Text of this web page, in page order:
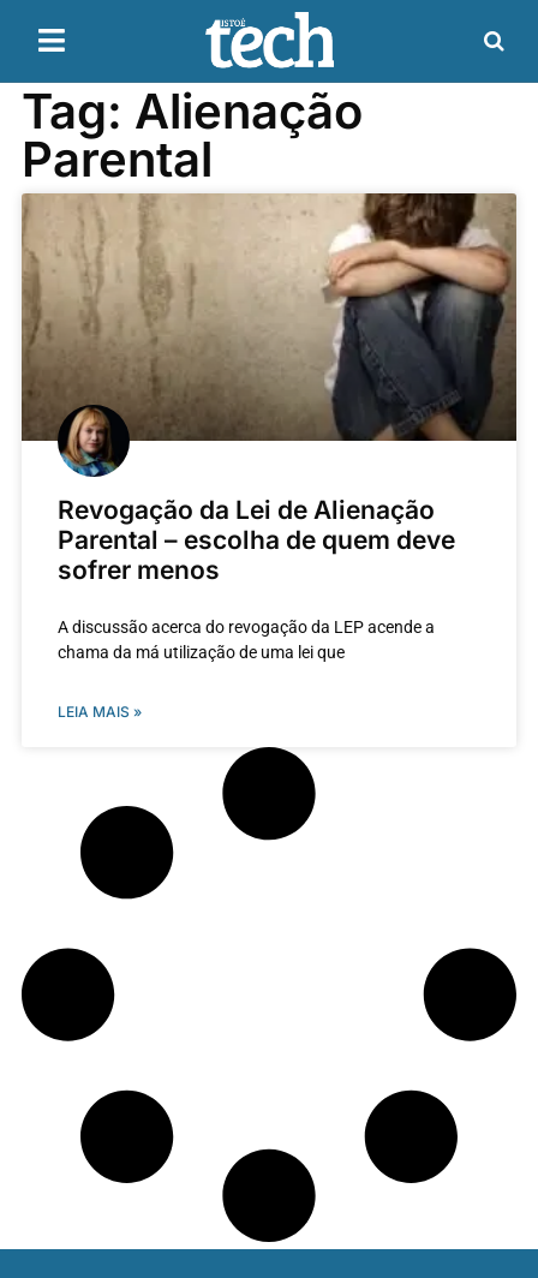
Tag: Alienação
Parental
Revogação da Lei de Alienação
Parental – escolha de quem deve
sofrer menos
A discussão acerca do revogação da LEP acende a
chama da má utilização de uma lei que
LEIA MAIS »